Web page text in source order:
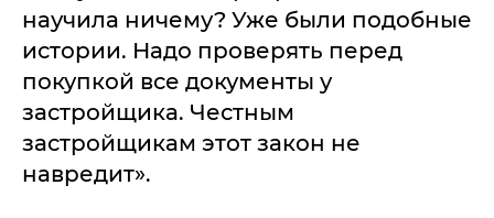
научила ничему? Уже были подобные
истории. Надо проверять перед
покупкой все документы у
застройщика. Честным
застройщикам этот закон не
навредит».